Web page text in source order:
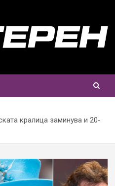
кралица заминува и 20-